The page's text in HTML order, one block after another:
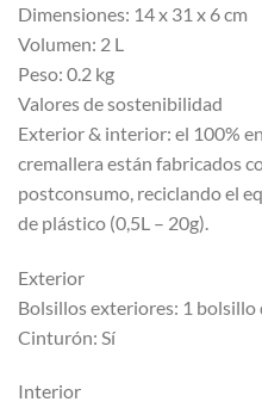
Dimensiones: 14 x 31 x 6 cm
Volumen: 2 L
Peso: 0.2 kg
Valores de sostenibilidad
Exterior & interior: el 100%
cremallera están fabricados
postconsumo, reciclando el
de plástico (0,5L – 20g).
Exterior
Bolsillos exteriores: 1
Cinturón: Sí
Interior